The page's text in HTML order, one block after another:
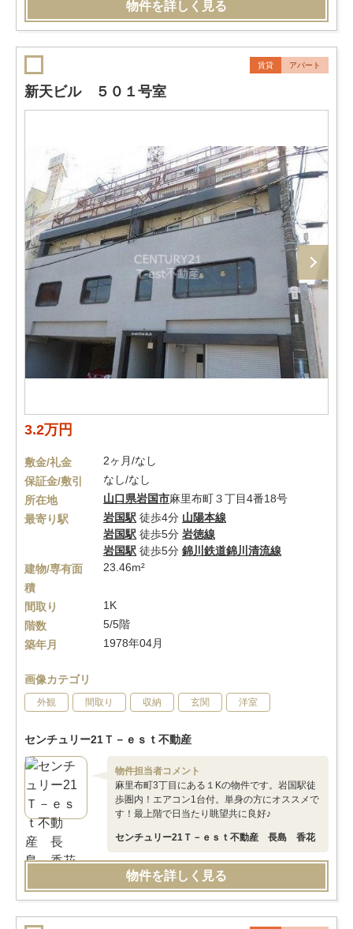
物件を詳しく見る
賃貸 アパート
新天ビル ５０１号室
3.2万円
敷金/礼金
2ヶ月/なし
保証金/敷引
なし/なし
所在地
山口県岩国市麻里布町３丁目4番18号
最寄り駅
岩国駅 徒歩4分 山陽本線
岩国駅 徒歩5分 岩徳線
岩国駅 徒歩5分 錦川鉄道錦川清流線
建物/専有面
積
23.46m²
間取り
1K
階数
5/5階
築年月
1978年04月
画像カテゴリ
外観 間取り 収納 玄関 洋室
センチュリー21Ｔ－ｅｓｔ不動産
物件担当者コメント
麻里布町3丁目にある１Kの物件です。岩国駅徒
歩圏内！エアコン1台付。単身の方にオススメで
す！最上階で日当たり眺望共に良好♪
センチュリー21Ｔ－ｅｓｔ不動産 長島 香花
物件を詳しく見る